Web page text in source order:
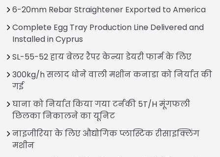
6-20mm Rebar Straightener Exported to America
Complete Egg Tray Production Line Delivered and
Installed in Cyprus
SL-55-52 हाय बेलर रैपर केन्या डेयरी फार्म के लिए
300kg/h सलाद धोने वाली मशीन कनाडा को निर्यात की
गई
घाना को निर्यात किया गया टर्नकी 5T/H मूंगफली
छिलका निकालने का यूनिट
नाइजीरिया के लिए औद्योगिक प्लास्टिक रीसाइक्लिंग
मशीन